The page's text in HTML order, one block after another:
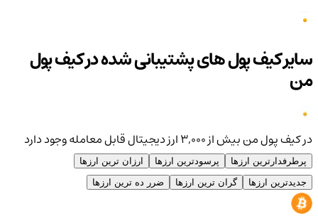
سایر کیف پول های پشتیبانی شده در کیف پول
من
در کیف پول من بیش از ۳,۰۰۰ ارز دیجیتال قابل معامله وجود دارد
پرطرفدارترین ارزها پرسودترین ارزها
ارزان ترین ارزها
جدیدترین ارزها
گران ترین ارزها ضرر ده ترین ارزها